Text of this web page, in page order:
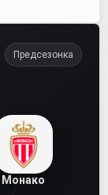
Предсезонка
Монако